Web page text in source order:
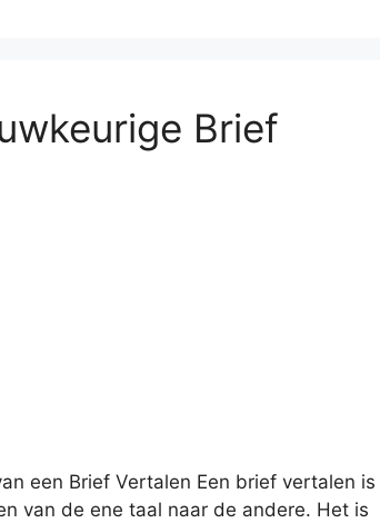
Brief
een Brief Vertalen Een brief vertalen is
van de ene taal naar de andere. Het is